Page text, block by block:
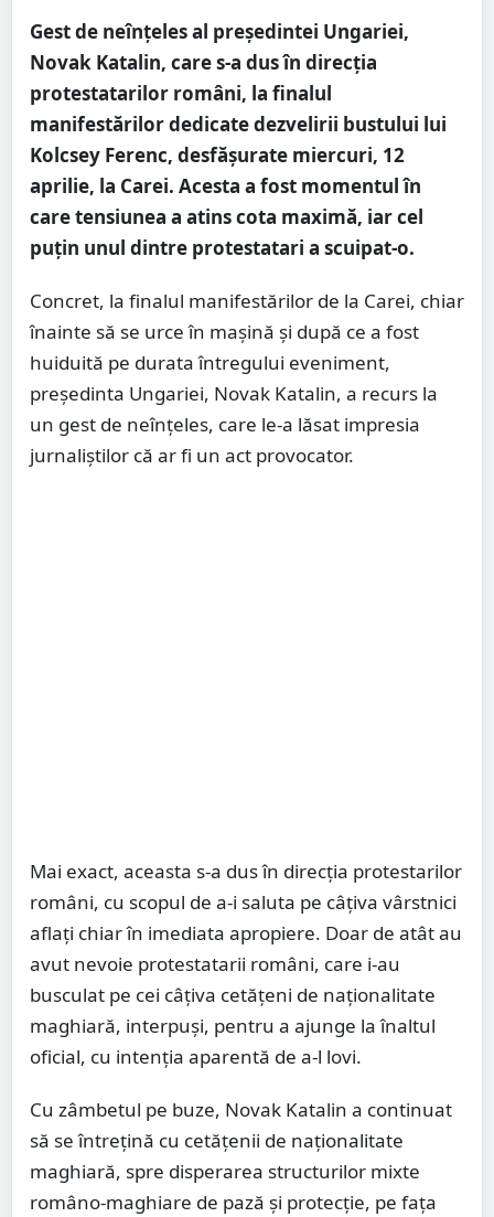
Gest de neînțeles al președintei Ungariei,
Novak Katalin, care s-a dus în direcția
protestatarilor români, la finalul
manifestărilor dedicate dezvelirii bustului lui
Kolcsey Ferenc, desfășurate miercuri, 12
aprilie, la Carei. Acesta a fost momentul în
care tensiunea a atins cota maximă, iar cel
puțin unul dintre protestatari a scuipat-o.
Concret, la finalul manifestărilor de la Carei, chiar
înainte să se urce în mașină și după ce a fost
huiduită pe durata întregului eveniment,
președinta Ungariei, Novak Katalin, a recurs la
un gest de neînțeles, care le-a lăsat impresia
jurnaliștilor că ar fi un act provocator.
Mai exact, aceasta s-a dus în direcția protestarilor
români, cu scopul de a-i saluta pe câțiva vârstnici
aflați chiar în imediata apropiere. Doar de atât au
avut nevoie protestatarii români, care i-au
busculat pe cei câțiva cetățeni de naționalitate
maghiară, interpuși, pentru a ajunge la înaltul
oficial, cu intenția aparentă de a-l lovi.
Cu zâmbetul pe buze, Novak Katalin a continuat
să se întrețină cu cetățenii de naționalitate
maghiară, spre disperarea structurilor mixte
româno-maghiare de pază și protecție, pe fața